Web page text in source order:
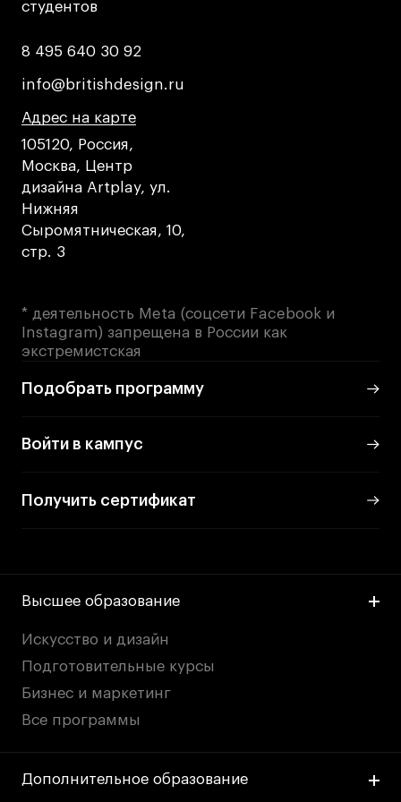
студентов
студентов
8 495 640 30 92
8 495 640 30 92
info@britishdesign.ru
info@britishdesign.ru
Адрес на карте
Адрес на карте
Адрес на карте
105120, Россия,
Москва, Центр
дизайна Artplay, ул.
Нижняя
Сыромятническая, 10,
стр. 3
* деятельность Meta (соцсети Facebook и
Instagram) запрещена в России как
экстремистская
Подобрать программу
Войти в кампус
Получить сертификат
Высшее образование
Искусство и дизайн
Подготовительные курсы
Бизнес и маркетинг
Все программы
Дополнительное образование